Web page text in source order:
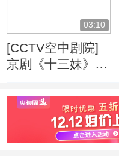
03:10
[CCTV空中剧院]
京剧《十三妹》